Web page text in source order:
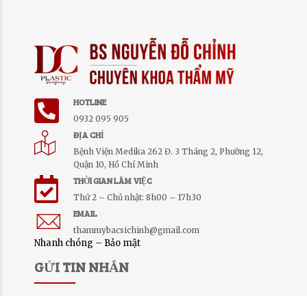
HOTLINE
0932 095 905
ĐỊA CHỈ
Bệnh Viện Medika 262 Đ. 3 Tháng 2, Phường 12,
Quận 10, Hồ Chí Minh
THỜI GIAN LÀM VIỆC
Thứ 2 – Chủ nhật: 8h00 – 17h30
EMAIL
thammybacsichinh@gmail.com
Nhanh chóng – Bảo mật
GỬI TIN NHẮN